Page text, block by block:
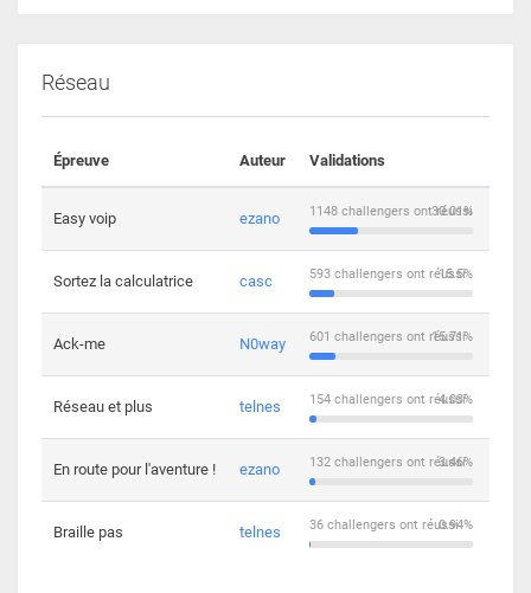
Réseau
Épreuve Auteur Validations
Easy voip ezano 30.01%
1148 challengers ont réussi
Sortez la calculatrice casc 15.5%
593 challengers ont réussi
Ack-me N0way 15.71%
601 challengers ont réussi
Réseau et plus telnes 4.03%
154 challengers ont réussi
En route pour l'aventure ! ezano 3.46%
132 challengers ont réussi
Braille pas telnes 0.94%
36 challengers ont réussi